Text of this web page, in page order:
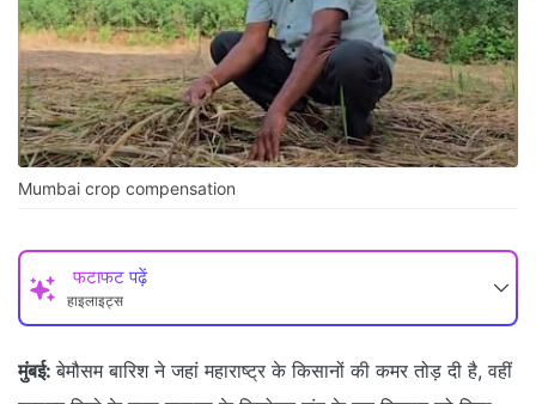
Mumbai crop compensation
फटाफट पढ़ें
हाइलाइट्स
मुंबई: बेमौसम बारिश ने जहां महाराष्ट्र के किसानों की कमर तोड़ दी है, वहीं